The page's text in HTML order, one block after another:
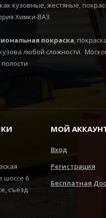
кузовные, жестяные,
Химки-ВАЗ
покраска,
любой сложности.
шоссе 6
съезд
МОЙ
Вход
Регистрация
Бесплатная